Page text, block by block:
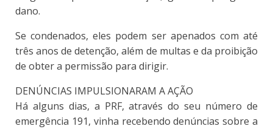
dano.
Se condenados, eles podem ser apenados com até
três anos de detenção, além de multas e da proibição
de obter a permissão para dirigir.
DENÚNCIAS IMPULSIONARAM A AÇÃO
Há alguns dias, a PRF, através do seu número de
emergência 191, vinha recebendo denúncias sobre a